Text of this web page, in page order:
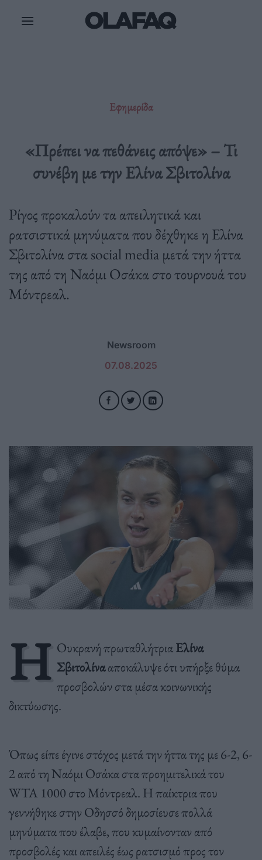
Εφημερίδα
«Πρέπει να πεθάνεις απόψε» – Τι
συνέβη με την Ελίνα Σβιτολίνα
Ρίγος προκαλούν τα απειλητικά και
ρατσιστικά μηνύματα που δέχθηκε η Ελίνα
Σβιτολίνα στα social media μετά την ήττα
της από τη Ναόμι Οσάκα στο τουρνουά του
Μόντρεαλ.
Newsroom
07.08.2025
Η Ουκρανή πρωταθλήτριαΕλίνα
Σβιτολίνααποκάλυψε ότι υπήρξε θύμα
προσβολών στα μέσα κοινωνικής
δικτύωσης.
Όπως είπε έγινε στόχος μετά την ήττα της με 6-2, 6-
2 από τη Ναόμι Οσάκα στα προημιτελικά του
WTA 1000 στο Μόντρεαλ. Η παίκτρια που
γεννήθηκε στην Οδησσό δημοσίευσε πολλά
μηνύματα που έλαβε, που κυμαίνονταν από
προσβολές και απειλές έως ρατσισμό προς τον